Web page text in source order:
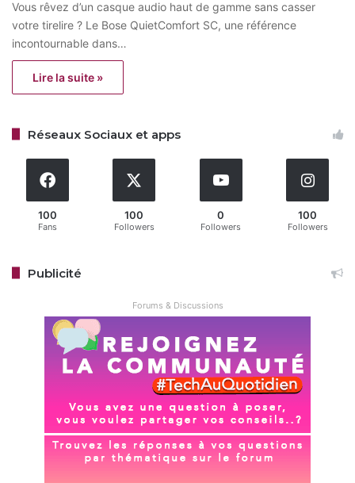
Vous rêvez d’un casque audio haut de gamme sans casser
votre tirelire ? Le Bose QuietComfort SC, une référence
incontournable dans…
Lire la suite »
Réseaux Sociaux et apps
100
Fans
100
Followers
0
Followers
100
Followers
Publicité
Forums & Discussions